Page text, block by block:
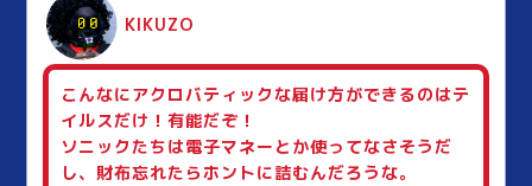
KIKUZO
こんなにアクロバティックな届け方ができるのはテ
イルスだけ！有能だぞ！
ソニックたちは電子マネーとか使ってなさそうだ
し、財布忘れたらホントに詰むんだろうな。